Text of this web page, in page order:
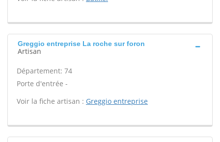
Greggio entreprise La roche sur foron
Artisan
Département: 74
Porte d'entrée -
Voir la fiche artisan : Greggio entreprise